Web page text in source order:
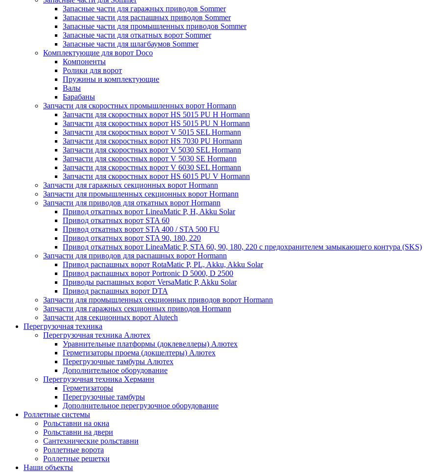
Запасные части для гаражных приводов Sommer
Запасные части для распашных приводов Sommer
Запасные части для промышленных приводов Sommer
Запасные части для откатных ворот Sommer
Запасные части для шлагбаумов Sommer
Комплектующие для ворот Doco
Компоненты
Ролики для ворот
Пружины и комплектующие
Валы
Барабаны
Запчасти для скоростных промышленных ворот Hormann
Запчасти для скоростных ворот HS 5015 PU H Hormann
Запчасти для скоростных ворот HS 5015 PU N Hormann
Запчасти для скоростных ворот V 5015 SEL Hormann
Запчасти для скоростных ворот HS 7030 PU Hormann
Запчасти для скоростных ворот V 5030 SEL Hormann
Запчасти для скоростных ворот V 5030 SE Hormann
Запчасти для скоростных ворот V 6030 SEL Hormann
Запчасти для скоростных ворот HS 6015 PU V Hormann
Запчасти для гаражных секционных ворот Hormann
Запчасти для промышленных секционных ворот Hormann
Запчасти для приводов для откатных ворот Hormann
Привод откатных ворот LineaMatic P, H, Akku Solar
Привод откатных ворот STA 60
Привод откатных ворот STA 400 / STA 500 FU
Привод откатных ворот STA 90, 180, 220
Привод откатных ворот LineaMatic P, STA 60, 90, 180, 220 с предохранителем замыкающего контура (SKS)
Запчасти для приводов для распашных ворот Hormann
Привод распашных ворот RotaMatic P, PL, Akku, Akku Solar
Привод распашных ворот Portronic D 5000, D 2500
Приводы распашных ворот VersaMatic P, Akku Solar
Привод распашных ворот DTA
Запчасти для промышленных секционных приводов ворот Hormann
Запчасти для гаражных секционных приводов Hormann
Запчасти для секционных ворот Alutech
Перегрузочная техника
Перегрузочная техника Алютех
Уравнительные платформы (доклевеллеры) Алютех
Герметизаторы проема (докшелтеры) Алютех
Перегрузочные тамбуры Алютех
Дополнительное оборудование
Перегрузочная техника Херманн
Герметизаторы
Перегрузочные тамбуры
Дополнительное перегрузочное оборудование
Роллетные системы
Рольставни на окна
Рольставни на двери
Сантехнические рольставни
Роллетные ворота
Роллетные решетки
Наши объекты